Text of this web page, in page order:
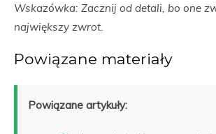
Wskazówka: Zacznij od detali, bo one
największy zwrot.
Powiązane materiały
Powiązane artykuły: